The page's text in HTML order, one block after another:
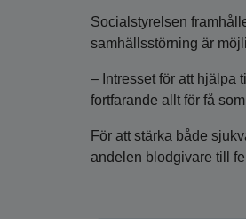
Socialstyrelsen
samhällsstörning är
– Intresset för att hjälpa
fortfarande allt för få
För att stärka både
andelen blodgivare till